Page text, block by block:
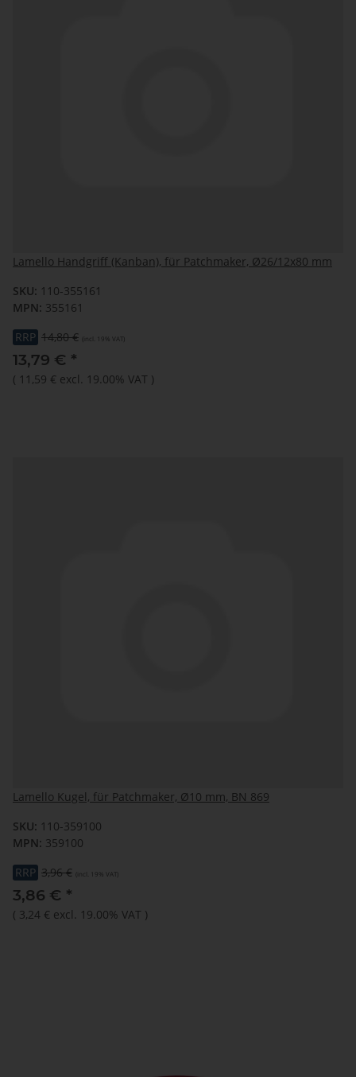
Lamello Handgriff (Kanban), für Patchmaker, Ø26/12x80 mm
SKU: 110-355161
MPN: 355161
RRP 14,80 € (incl. 19% VAT)
13,79 € *
( 11,59 € excl. 19.00% VAT )
Lamello Kugel, für Patchmaker, Ø10 mm, BN 869
SKU: 110-359100
MPN: 359100
RRP 3,96 € (incl. 19% VAT)
3,86 € *
( 3,24 € excl. 19.00% VAT )